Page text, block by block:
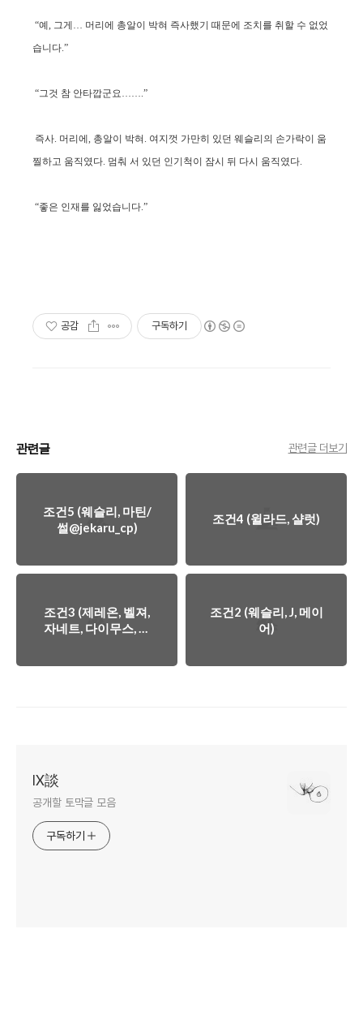
“예, 그게… 머리에 총알이 박혀 즉사했기 때문에 조치를 취할 수 없었
습니다.”
“그것 참 안타깝군요…….”
즉사. 머리에, 총알이 박혀. 여지껏 가만히 있던 웨슬리의 손가락이 움
찔하고 움직였다. 멈춰 서 있던 인기척이 잠시 뒤 다시 움직였다.
“좋은 인재를 잃었습니다.”
공감 구독하기
관련글 관련글 더보기
조건5 (웨슬리, 마틴/
썰@jekaru_cp)
조건4 (윌라드, 샬럿)
조건3 (제레온, 벨져,
자네트, 다이무스, 이
조건2 (웨슬리, J, 메이
어)
Ⅸ談
공개할 토막글 모음
구독하기